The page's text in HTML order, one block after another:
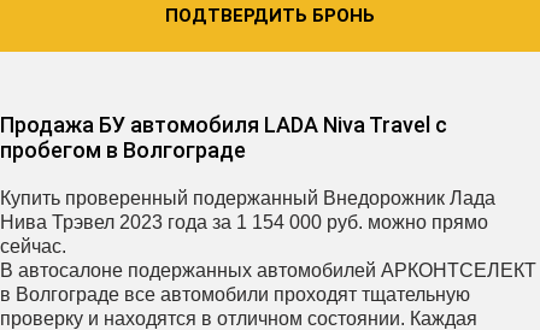
ПОДТВЕРДИТЬ БРОНЬ
Продажа БУ автомобиля LADA Niva Travel с
пробегом в Волгограде
Купить проверенный подержанный Внедорожник Лада
Нива Трэвел 2023 года за 1 154 000 руб. можно прямо
сейчас.
В автосалоне подержанных автомобилей АРКОНТСЕЛЕКТ
в Волгограде все автомобили проходят тщательную
проверку и находятся в отличном состоянии. Каждая